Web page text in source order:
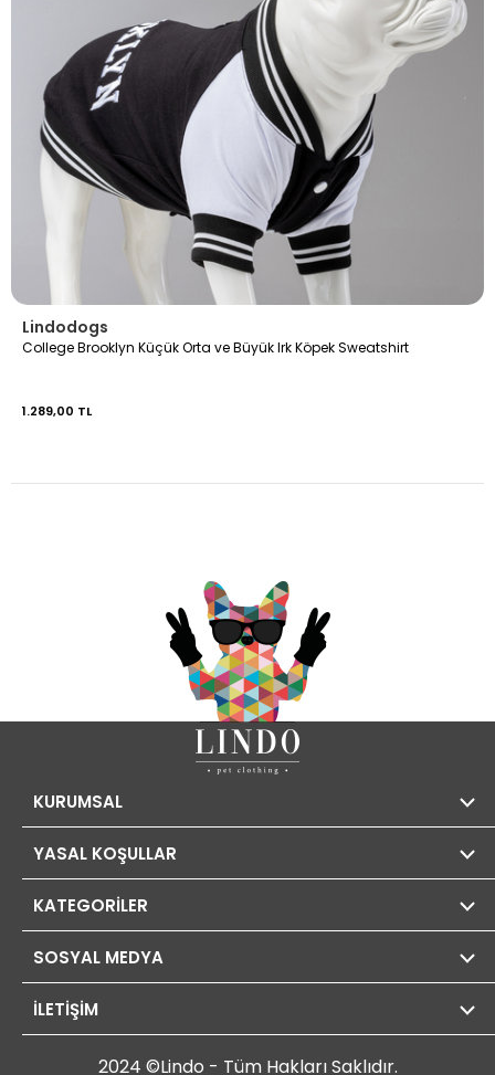
Lindodogs
College Brooklyn Küçük Orta ve Büyük Irk Köpek Sweatshirt
1.289,00 TL
KURUMSAL
YASAL KOŞULLAR
KATEGORİLER
SOSYAL MEDYA
İLETİŞİM
2024 ©Lindo - Tüm Hakları Saklıdır.